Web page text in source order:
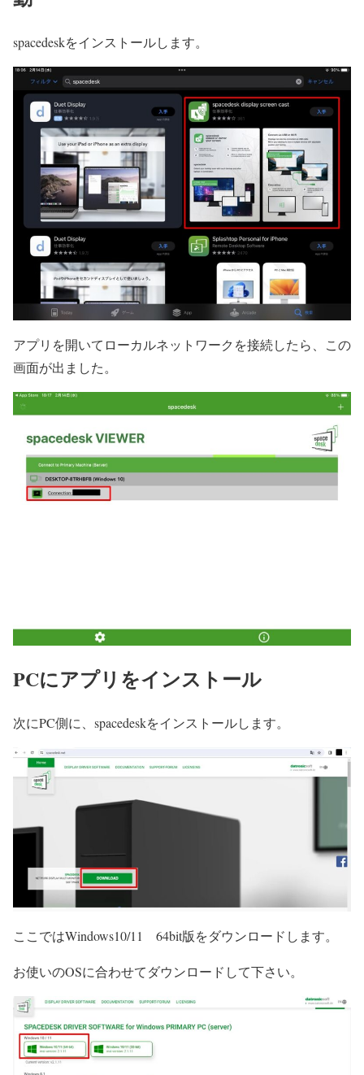
spacedeskをインストールします。
アプリを開いてローカルネットワークを接続したら、この
画面が出ました。
PCにアプリをインストール
次にPC側に、spacedeskをインストールします。
ここではWindows10/11 64bit版をダウンロードします。
お使いのOSに合わせてダウンロードして下さい。